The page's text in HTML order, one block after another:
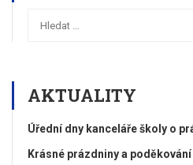
AKTUALITY
Úřední dny kanceláře školy o
Krásné prázdniny a